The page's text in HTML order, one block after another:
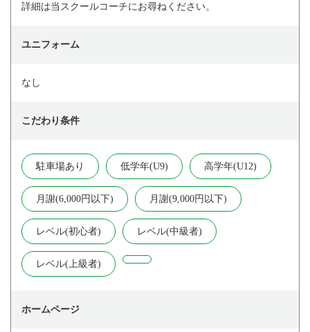
詳細は当スクールコーチにお尋ねください。
ユニフォーム
なし
こだわり条件
駐車場あり 低学年(U9) 高学年(U12)
月謝(6,000円以下) 月謝(9,000円以下)
レベル(初心者) レベル(中級者)
レベル(上級者)
ホームページ